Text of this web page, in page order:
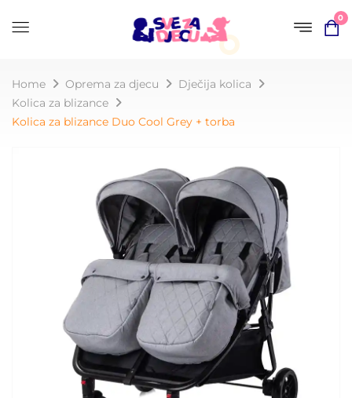
0
Home Oprema za djecu
Dječija kolica
Kolica za blizance
Kolica za blizance Duo Cool Grey + torba